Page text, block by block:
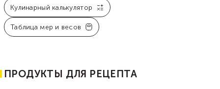
Кулинарный калькулятор
Таблица мер и весов
ПРОДУКТЫ ДЛЯ РЕЦЕПТА